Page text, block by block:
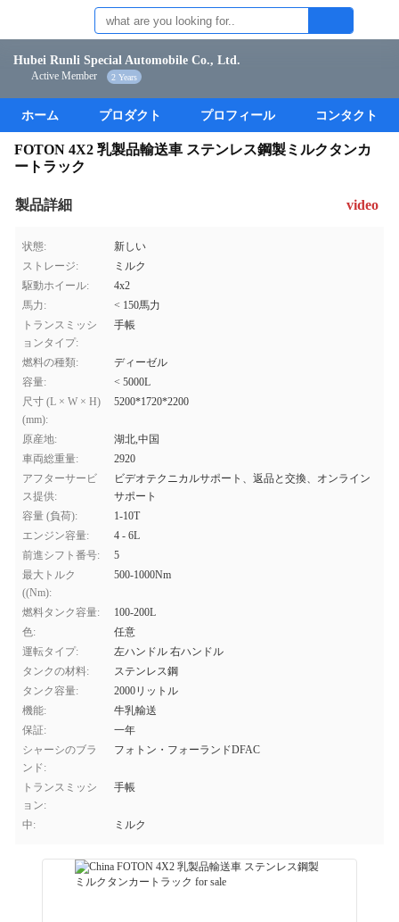
Hubei Runli Special Automobile Co., Ltd.
Active Member 2 Years
ホーム プロダクト プロフィール コンタクト
FOTON 4X2 乳製品輸送車 ステンレス鋼製ミルクタンカ
ートラック
製品詳細 video
状態:
新しい
ストレージ:
ミルク
駆動ホイール:
4x2
馬力:
< 150馬力
トランスミッシ
ョンタイプ:
手帳
燃料の種類:
ディーゼル
容量:
< 5000L
尺寸 (L × W × H)
(mm):
5200*1720*2200
原産地:
湖北,中国
車両総重量:
2920
アフターサービ
ス提供:
ビデオテクニカルサポート、返品と交換、オンライン
サポート
容量 (負荷):
1-10T
エンジン容量:
4 - 6L
前進シフト番号:
5
最大トルク
((Nm):
500-1000Nm
燃料タンク容量:
100-200L
色:
任意
運転タイプ:
左ハンドル 右ハンドル
タンクの材料:
ステンレス鋼
タンク容量:
2000リットル
機能:
牛乳輸送
保証:
一年
シャーシのブラ
ンド:
フォトン・フォーランドDFAC
トランスミッシ
ョン:
手帳
中: ミルク